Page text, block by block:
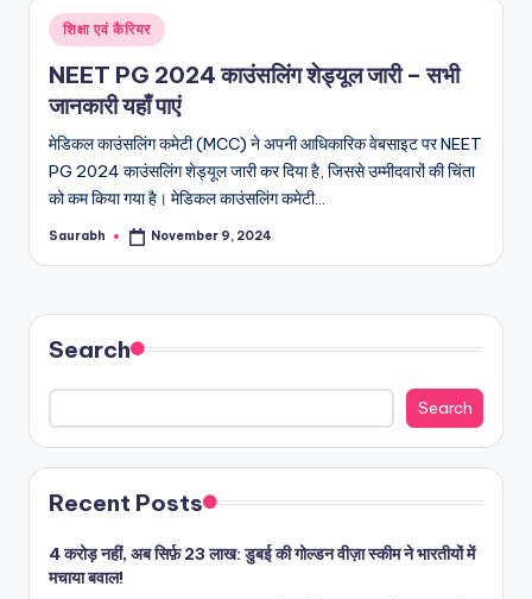
और
विश्व
Posted
in
शिक्षा एवं कैरियर
NEET PG 2024 काउंसलिंग शेड्यूल जारी – सभी
जानकारी यहाँ पाएं
मेडिकल काउंसलिंग कमेटी (MCC) ने अपनी आधिकारिक वेबसाइट पर NEET
PG 2024 काउंसलिंग शेड्यूल जारी कर दिया है, जिससे उम्मीदवारों की चिंता
को कम किया गया है। मेडिकल काउंसलिंग कमेटी…
Posted
Saurabh November 9, 2024
Search
Search
Recent Posts
4 करोड़ नहीं, अब सिर्फ़ 23 लाख: डुबई की गोल्डन वीज़ा स्कीम ने भारतीयों में
मचाया बवाल!